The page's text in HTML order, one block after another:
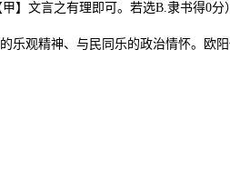
】文言之有理即可。若选B.隶书得0分）
乐观精神、与民同乐的政治情怀。欧